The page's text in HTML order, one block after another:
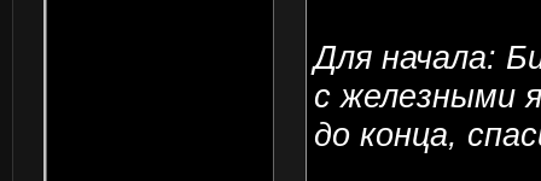
Для начала:
с железными
до конца,